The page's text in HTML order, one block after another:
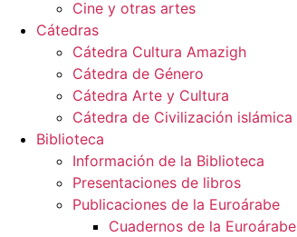
Cine y otras artes
Cátedras
Cátedra Cultura Amazigh
Cátedra de Género
Cátedra Arte y Cultura
Cátedra de Civilización islámica
Biblioteca
Información de la Biblioteca
Presentaciones de libros
Publicaciones de la Euroárabe
Cuadernos de la Euroárabe